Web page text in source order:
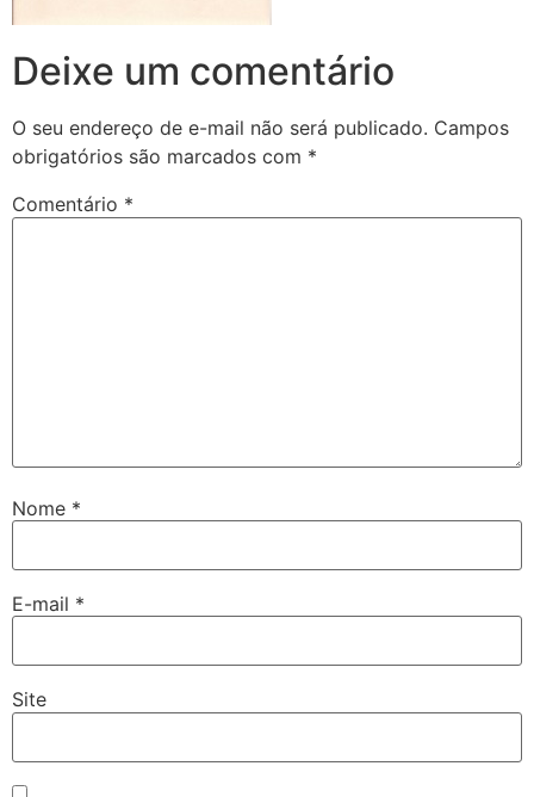
Deixe um comentário
O seu endereço de e-mail não será publicado. Campos
obrigatórios são marcados com *
Comentário *
Nome *
E-mail *
Site